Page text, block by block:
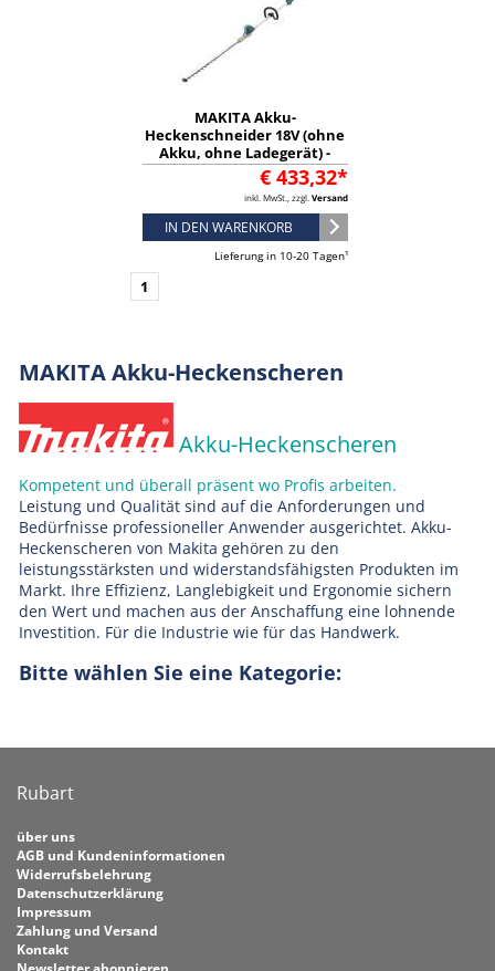
MAKITA Akku-
Heckenschneider 18V (ohne
Akku, ohne Ladegerät) -
DUN600LZ€ 433,32*
inkl. MwSt., zzgl. Versand
IN DEN WARENKORB
Lieferung in 10-20 Tagen¹
1
MAKITA Akku-Heckenscheren
Akku-Heckenscheren
Kompetent und überall präsent wo Profis arbeiten.
Leistung und Qualität sind auf die Anforderungen und
Bedürfnisse professioneller Anwender ausgerichtet. Akku-
Heckenscheren von Makita gehören zu den
leistungsstärksten und widerstandsfähigsten Produkten im
Markt. Ihre Effizienz, Langlebigkeit und Ergonomie sichern
den Wert und machen aus der Anschaffung eine lohnende
Investition. Für die Industrie wie für das Handwerk.
Bitte wählen Sie eine Kategorie:
Rubart
über uns
AGB und Kundeninformationen
Widerrufsbelehrung
Datenschutzerklärung
Impressum
Zahlung und Versand
Kontakt